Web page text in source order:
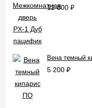
12 800 ₽
Вена темный
5 200 ₽